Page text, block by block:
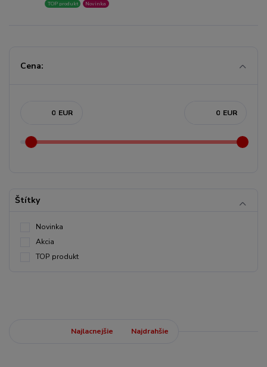
TOP produkt Novinka
Cena:
EUR EUR
Štítky
Novinka
Akcia
TOP produkt
Najlacnejšie Najdrahšie